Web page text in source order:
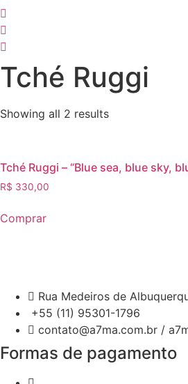
Tché Ruggi
Showing all 2 results
Tché Ruggi – “Blue sea, blue sky,
R$ 330,00
Comprar
Rua Medeiros de
+55 (11) 95301-1796
contato@a7ma.com.br /
Formas de pagamento